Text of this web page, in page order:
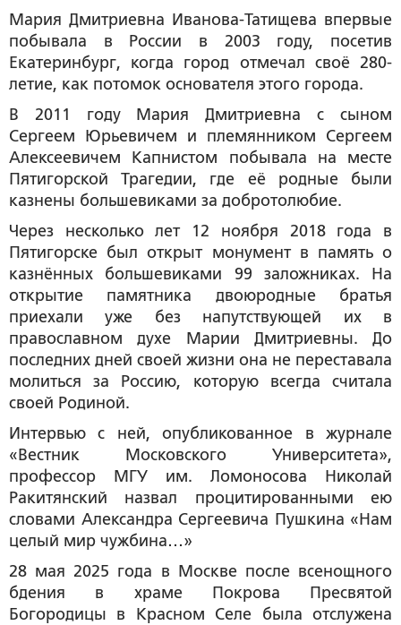
Мария Дмитриевна Иванова-Татищева впервые
побывала в России в 2003 году, посетив
Екатеринбург, когда город отмечал своё 280-
летие, как потомок основателя этого города.
В 2011 году Мария Дмитриевна с сыном
Сергеем Юрьевичем и племянником Сергеем
Алексеевичем Капнистом побывала на месте
Пятигорской Трагедии, где её родные были
казнены большевиками за добротолюбие.
Через несколько лет 12 ноября 2018 года в
Пятигорске был открыт монумент в память о
казнённых большевиками 99 заложниках. На
открытие памятника двоюродные братья
приехали уже без напутствующей их в
православном духе Марии Дмитриевны. До
последних дней своей жизни она не переставала
молиться за Россию, которую всегда считала
своей Родиной.
Интервью с ней, опубликованное в журнале
«Вестник Московского Университета»,
профессор МГУ им. Ломоносова Николай
Ракитянский назвал процитированными ею
словами Александра Сергеевича Пушкина «Нам
целый мир чужбина…»
28 мая 2025 года в Москве после всенощного
бдения в храме Покрова Пресвятой
Богородицы в Красном Селе была отслужена